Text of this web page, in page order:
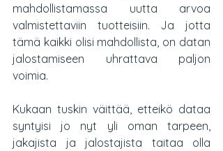
mahdollistamassa uutta arvoa
valmistettaviin tuotteisiin. Ja jotta
tämä kaikki olisi mahdollista, on datan
jalostamiseen uhrattava paljon
voimia.
Kukaan tuskin väittää, etteikö dataa
syntyisi jo nyt yli oman tarpeen,
jakajista ja jalostajista taitaa olla